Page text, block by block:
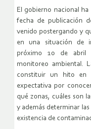
El gobierno nacional
fecha de publicación
venido postergando y
en una situación de
próximo 10 de abril
monitoreo ambiental.
constituir un hito en
expectativa por
qué zonas, cuáles son
y además determinar
existencia de